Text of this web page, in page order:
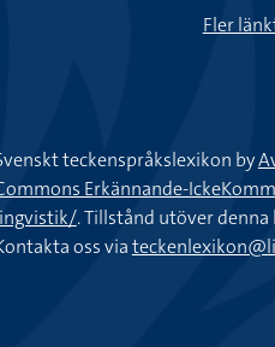
Fler
teckenspråkslexikon by
Erkännande-
. Tillstånd utöver
oss via